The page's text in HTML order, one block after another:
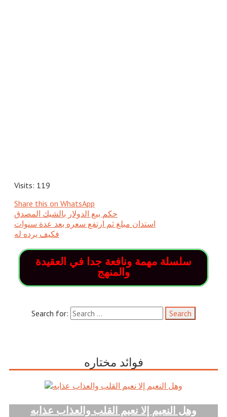
Visits: 119
Share this on WhatsApp
حكم بيع الدولار بالشيك المصدق
استدان مبلغ ثم ارتفع سعره بعد عدة سنوات
فكيف يرده له
سلسلة مهمة ونافعة جدا في العقيدة
والمنهج
Search for:
فوائد مختاره
وهل النعيم إلا نعيم القلب والعذاب عذابه